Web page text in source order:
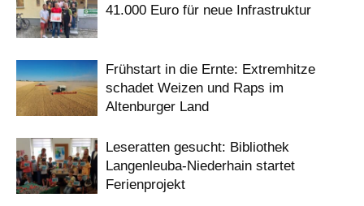
41.000 Euro für neue Infrastruktur
Frühstart in die Ernte: Extremhitze
schadet Weizen und Raps im
Altenburger Land
Leseratten gesucht: Bibliothek
Langenleuba-Niederhain startet
Ferienprojekt